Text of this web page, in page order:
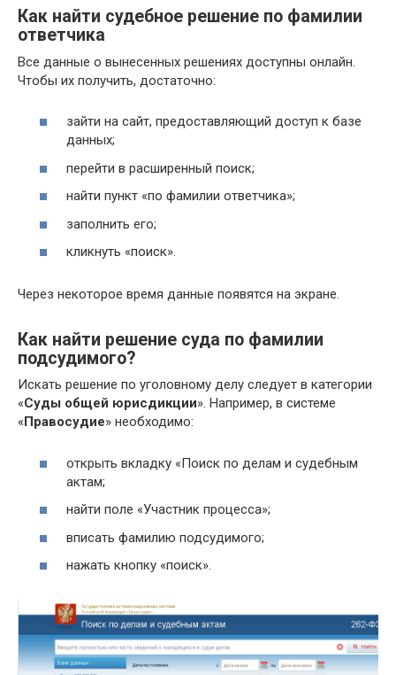
Как найти судебное решение по фамилии
ответчика
Все данные о вынесенных решениях доступны онлайн.
Чтобы их получить, достаточно:
зайти на сайт, предоставляющий доступ к базе
данных;
перейти в расширенный поиск;
найти пункт «по фамилии ответчика»;
заполнить его;
кликнуть «поиск».
Через некоторое время данные появятся на экране.
Как найти решение суда по фамилии
подсудимого?
Искать решение по уголовному делу следует в категории
«Суды общей юрисдикции». Например, в системе
« Правосудие» необходимо:
открыть вкладку «Поиск по делам и судебным
актам;
найти поле «Участник процесса»;
вписать фамилию подсудимого;
нажать кнопку «поиск».